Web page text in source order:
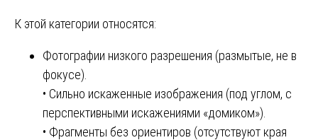
К этой категории относятся:
Фотографии низкого разрешения (размытые, не в
фокусе).
• Сильно искаженные изображения (под углом, с
перспективными искажениями «домиком»).
• Фрагменты без ориентиров (отсутствуют края